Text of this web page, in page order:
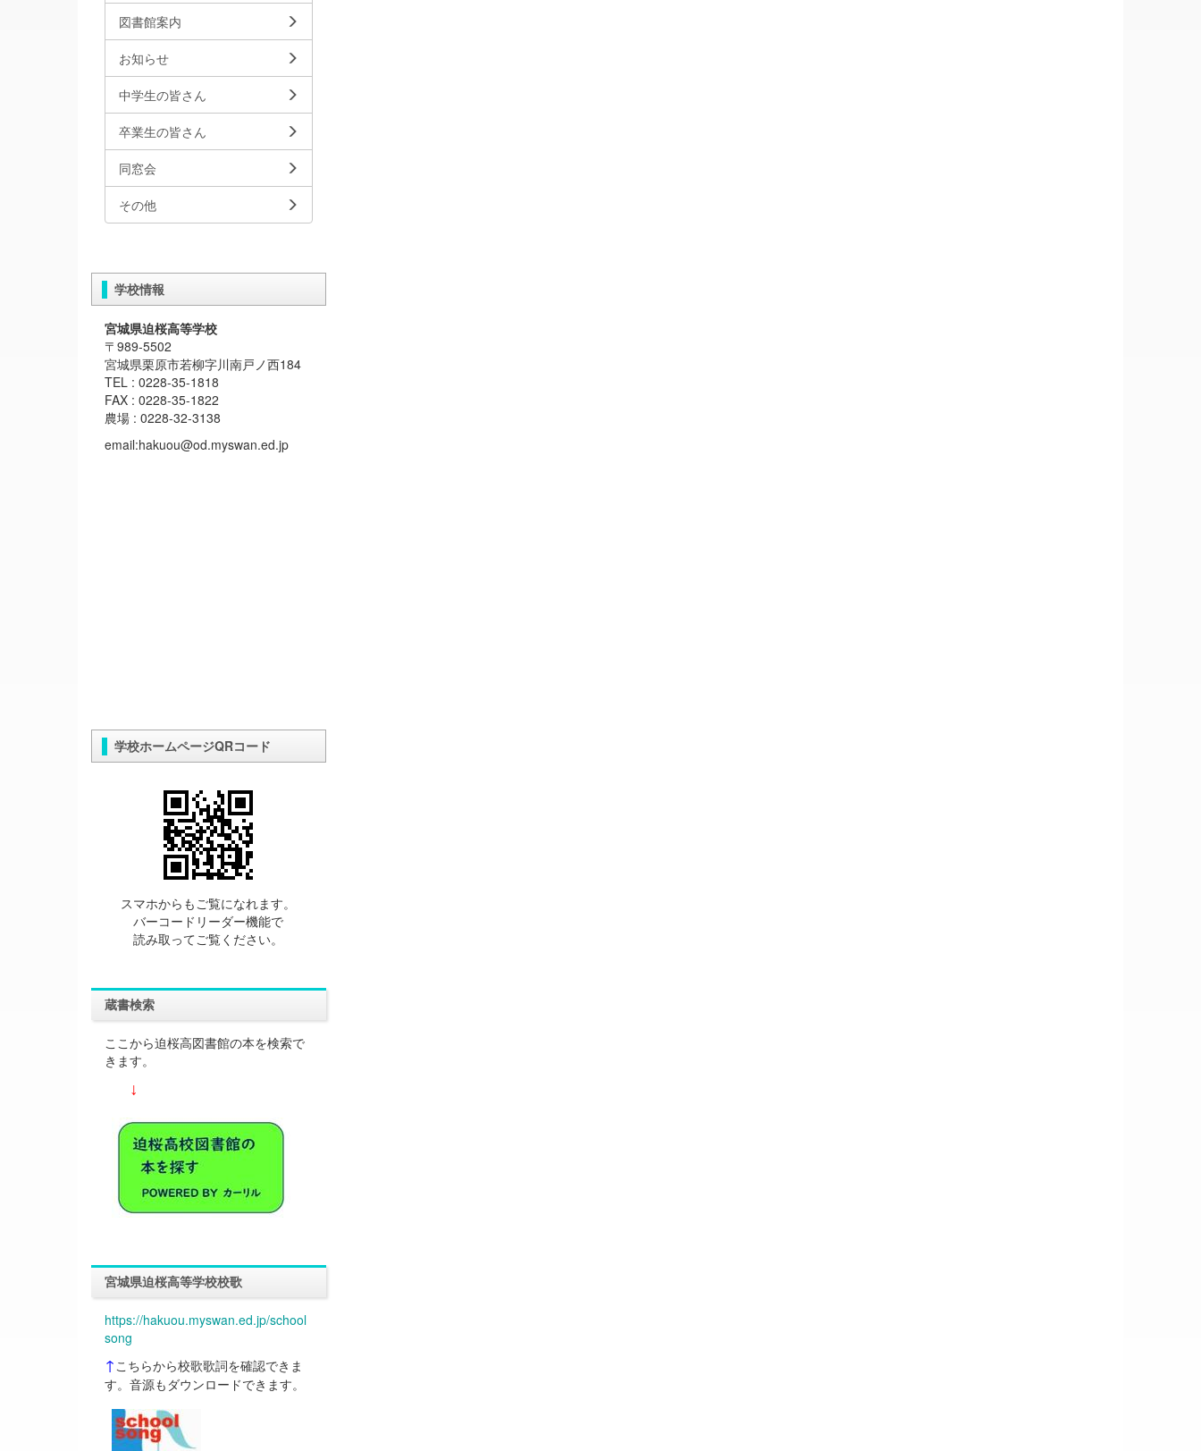
図書館案内
お知らせ
中学生の皆さん
卒業生の皆さん
同窓会
その他
学校情報
宮城県迫桜高等学校
〒989-5502
宮城県栗原市若柳字川南戸ノ西184
TEL : 0228-35-1818
FAX : 0228-35-1822
農場 : 0228-32-3138
email:hakuou@od.myswan.ed.jp
学校ホームページQRコード
スマホからもご覧になれます。
バーコードリーダー機能で
読み取ってご覧ください。
蔵書検索
ここから迫桜高図書館の本を検索で
きます。
↓
宮城県迫桜高等学校校歌
https://hakuou.myswan.ed.jp/school
song
↑ こちらから校歌歌詞を確認できま
す。音源もダウンロードできます。